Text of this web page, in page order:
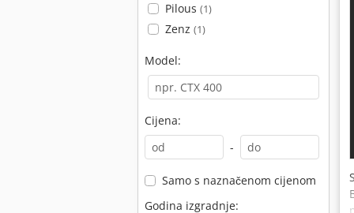
Pilous (1)
Zenz (1)
Model:
Cijena:
-
Samo s naznačenom cijenom
Godina izgradnje: